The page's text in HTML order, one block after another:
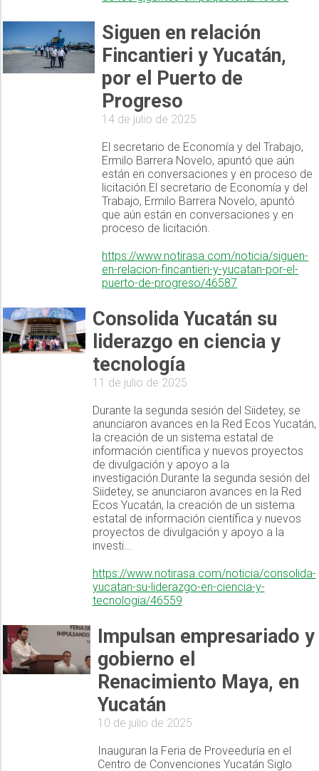
Siguen en relación
Fincantieri y Yucatán,
por el Puerto de
Progreso
14 de julio de 2025
El secretario de Economía y del Trabajo,
Ermilo Barrera Novelo, apuntó que aún
están en conversaciones y en proceso de
licitación.El secretario de Economía y del
Trabajo, Ermilo Barrera Novelo, apuntó
que aún están en conversaciones y en
proceso de licitación.
https://www.notirasa.com/noticia/siguen-
en-relacion-fincantieri-y-yucatan-por-el-
puerto-de-progreso/46587
Consolida Yucatán su
liderazgo en ciencia y
tecnología
11 de julio de 2025
Durante la segunda sesión del Siidetey, se
anunciaron avances en la Red Ecos Yucatán,
la creación de un sistema estatal de
información científica y nuevos proyectos
de divulgación y apoyo a la
investigación.Durante la segunda sesión del
Siidetey, se anunciaron avances en la Red
Ecos Yucatán, la creación de un sistema
estatal de información científica y nuevos
proyectos de divulgación y apoyo a la
investi...
https://www.notirasa.com/noticia/consolida-
yucatan-su-liderazgo-en-ciencia-y-
tecnologia/46559
Impulsan empresariado y
gobierno el
Renacimiento Maya, en
Yucatán
10 de julio de 2025
Inauguran la Feria de Proveeduría en el
Centro de Convenciones Yucatán Siglo